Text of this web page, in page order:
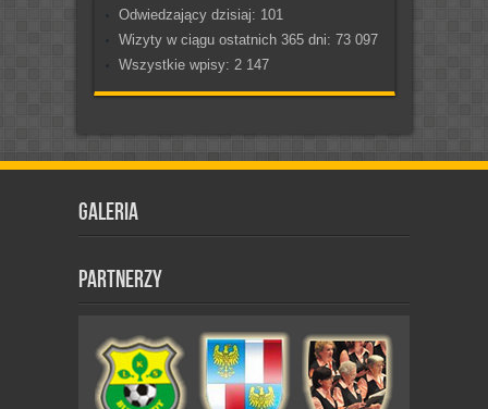
Odwiedzający dzisiaj: 101
Wizyty w ciągu ostatnich 365 dni: 73 097
Wszystkie wpisy: 2 147
Galeria
Partnerzy